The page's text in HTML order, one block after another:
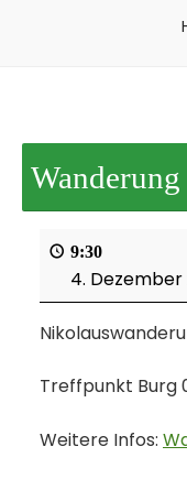
Wanderung
9:30
4. Dezember
Treffpunkt Burg
Weitere Infos: